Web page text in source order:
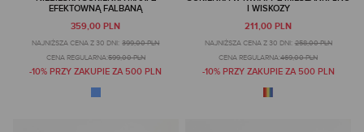
EFEKTOWNĄ FALBANĄ
359,00 PLN
NAJNIŻSZA CENA Z 30 DNI: 399,00 PLN
CENA REGULARNA:599,00 PLN
-10% PRZY ZAKUPIE ZA 500 PLN
I WISKOZY
211,00 PLN
NAJNIŻSZA CENA Z 30 DNI: 258,00 PLN
CENA REGULARNA:469,00 PLN
-10% PRZY ZAKUPIE ZA 500 PLN